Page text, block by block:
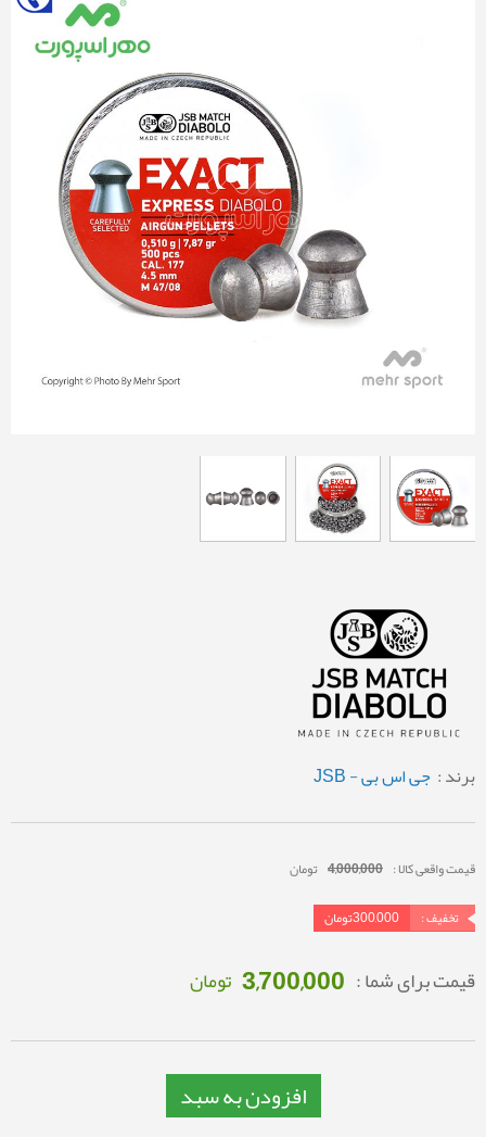
برند : جی اس بی - JSB
قیمت واقعی کالا : 4,000,000 تومان
تخفیف :
300,000تومان
قیمت برای شما : 3,700,000 تومان
افزودن به سبد